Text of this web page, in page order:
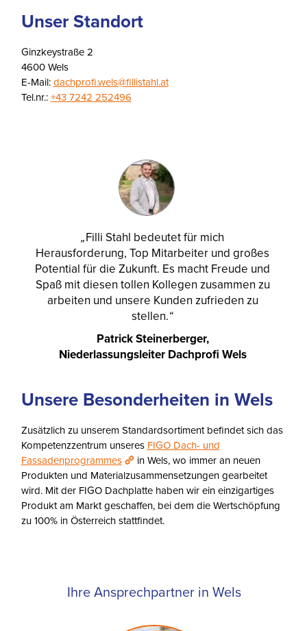
Unser Standort
Ginzkeystraße 2
4600 Wels
E-Mail:dachprofi.wels@fillistahl.at
Tel.nr.:+43 7242 252496
„Filli Stahl bedeutet für mich
Herausforderung, Top Mitarbeiter und großes
Potential für die Zukunft. Es macht Freude und
Spaß mit diesen tollen Kollegen zusammen zu
arbeiten und unsere Kunden zufrieden zu
stellen.“
Patrick Steinerberger,
Niederlassungsleiter Dachprofi Wels
Unsere Besonderheiten in Wels
Zusätzlich zu unserem Standardsortiment befindet sich das
Kompetenzzentrum unseres FIGO Dach- und
Fassadenprogrammes
in Wels, wo immer an neuen
Produkten und Materialzusammensetzungen gearbeitet
wird. Mit der FIGO Dachplatte haben wir ein einzigartiges
Produkt am Markt geschaffen, bei dem die Wertschöpfung
zu 100% in Österreich stattfindet.
Ihre Ansprechpartner in Wels